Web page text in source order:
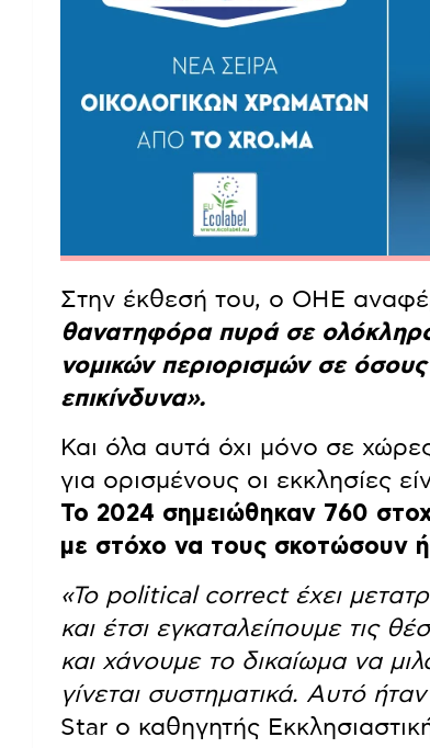
Στην έκθεσή του, ο ΟΗΕ
θανατηφόρα πυρά σε
νομικών περιορισμών σε
επικίνδυνα».
Και όλα αυτά όχι μόνο σε
για ορισμένους οι εκκλησίες
Το 2024 σημειώθηκαν 760
με στόχο να τους σκοτώσουν
«Το political correct έχει
και έτσι εγκαταλείπουμε τις
και χάνουμε το δικαίωμα να
γίνεται συστηματικά. Αυτό
Star ο καθηγητής